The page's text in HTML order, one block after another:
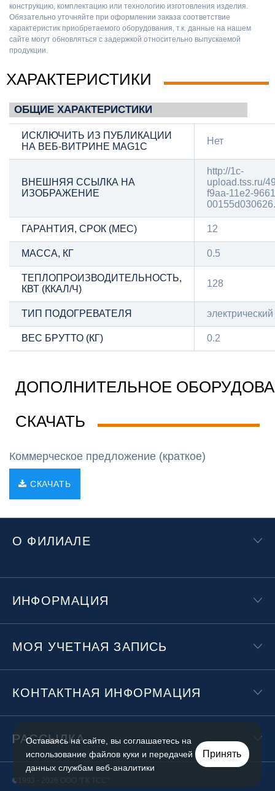
конструкцию, комплектацию или технологию изготовления изделия.
Обязательно уточняйте при оформлении заказа соответствие
характеристик приобретаемого оборудования, т.к. данные на нашем
сайте могут обновляться с задержкой относительно выпускаемой
продукции.
ХАРАКТЕРИСТИКИ
ОБЩИЕ ХАРАКТЕРИСТИКИ
ИСКЛЮЧИТЬ ИЗ ПУБЛИКАЦИИ
НА ВЕБ-ВИТРИНЕ MAG1C
Нет
ВНЕШНЯЯ ССЫЛКА НА
ИЗОБРАЖЕНИЕ
http://1c-
upload.tss.ru/
f9aa-11e2-
ГАРАНТИЯ, СРОК (МЕС) 12
МАССА, КГ 0.5
ТЕПЛОПРОИЗВОДИТЕЛЬНОСТЬ,
КВТ (ККАЛ/Ч)
128
ТИП ПОДОГРЕВАТЕЛЯ электрический
ВЕС БРУТТО (КГ) 0.2
ДОПОЛНИТЕЛЬНОЕ
СКАЧАТЬ
Коммерческое предложение (краткое)
СКАЧАТЬ
О ФИЛИАЛЕ
ИНФОРМАЦИЯ
МОЯ УЧЕТНАЯ ЗАПИСЬ
КОНТАКТНАЯ ИНФОРМАЦИЯ
РАССЫЛКА
©1993 - 2026 ООО "ГК ТСС"
Оставаясь на сайте, вы соглашаетесь на
использование файлов куки и передачей
данных службам веб-аналитики
Принять